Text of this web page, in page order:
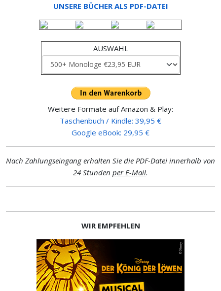
UNSERE BÜCHER ALS PDF-DATEI
AUSWAHL
Weitere Formate auf Amazon & Play:
Taschenbuch / Kindle: 39,95 €
Google eBook: 29,95 €
Nach Zahlungseingang erhalten Sie die PDF-Datei innerhalb von
24 Stunden per E-Mail.
WIR EMPFEHLEN